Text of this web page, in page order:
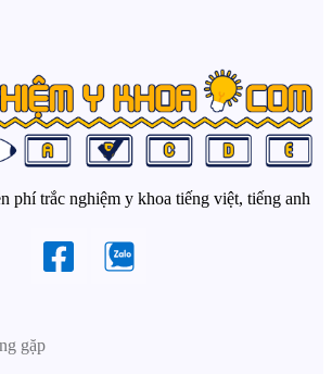
phí trắc nghiệm y khoa tiếng việt, tiếng anh
gặp